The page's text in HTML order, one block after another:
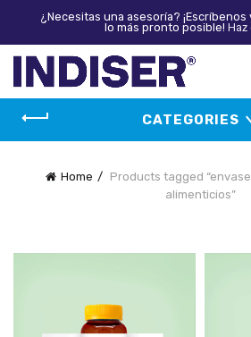
CATEGORIES
Home
Products tagged
alimenticios”
¿Necesitas una asesoría?
lo más pronto posible! Haz